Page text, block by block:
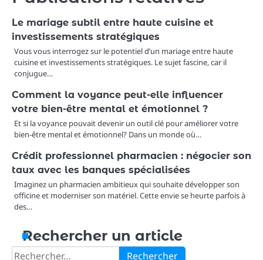
Le mariage subtil entre haute cuisine et
investissements stratégiques
Vous vous interrogez sur le potentiel d’un mariage entre haute
cuisine et investissements stratégiques. Le sujet fascine, car il
conjugue…
Comment la voyance peut-elle influencer
votre bien-être mental et émotionnel ?
Et si la voyance pouvait devenir un outil clé pour améliorer votre
bien-être mental et émotionnel? Dans un monde où…
Crédit professionnel pharmacien : négocier son
taux avec les banques spécialisées
Imaginez un pharmacien ambitieux qui souhaite développer son
officine et moderniser son matériel. Cette envie se heurte parfois à
des…
Rechercher un article
Rechercher :